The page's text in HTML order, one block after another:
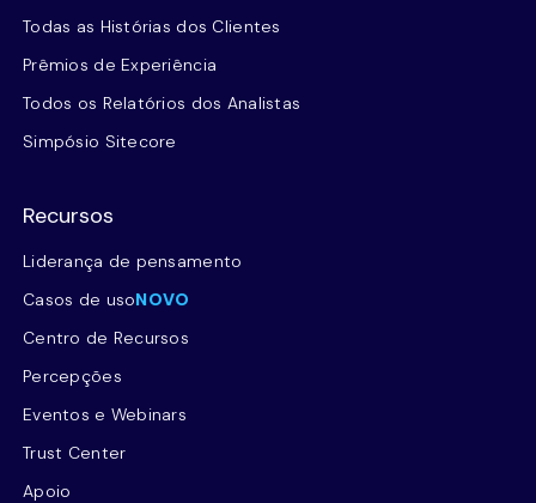
Todas as Histórias dos Clientes
Prêmios de Experiência
Todos os Relatórios dos Analistas
Simpósio Sitecore
Recursos
Liderança de pensamento
Casos de usoNOVO
Centro de Recursos
Percepções
Eventos e Webinars
Trust Center
Apoio